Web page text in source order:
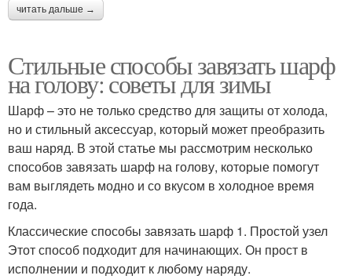
читать дальше →
Стильные способы завязать шарф
на голову: советы для зимы
Шарф – это не только средство для защиты от холода,
но и стильный аксессуар, который может преобразить
ваш наряд. В этой статье мы рассмотрим несколько
способов завязать шарф на голову, которые помогут
вам выглядеть модно и со вкусом в холодное время
года.
Классические способы завязать шарф 1. Простой узел
Этот способ подходит для начинающих. Он прост в
исполнении и подходит к любому наряду.